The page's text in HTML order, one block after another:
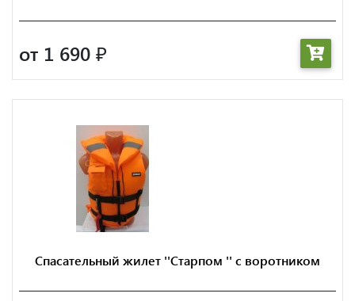
от 1 690 ₽
Спасательный жилет ''Старпом '' с воротником